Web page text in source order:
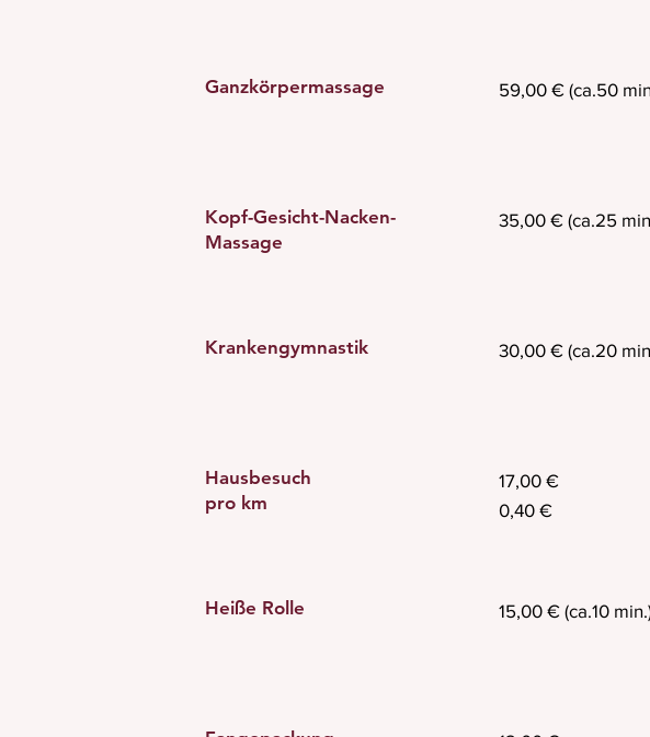
Ganzkörpermassage 59,00 € (ca.50
Kopf-Gesicht-Nacken-
Massage
35,00 € (ca.25
Krankengymnastik 30,00 € (ca.20
Hausbesuch
pro km
17,00 €
0,40 €
Heiße Rolle 15,00 € (ca.10